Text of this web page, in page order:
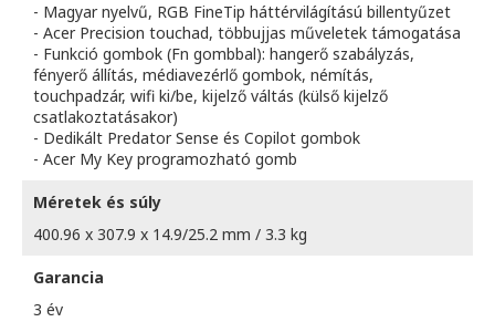
- Magyar nyelvű, RGB FineTip háttérvilágítású billentyűzet
- Acer Precision touchad, többujjas műveletek támogatása
- Funkció gombok (Fn gombbal): hangerő szabályzás,
fényerő állítás, médiavezérlő gombok, némítás,
touchpadzár, wifi ki/be, kijelző váltás (külső kijelző
csatlakoztatásakor)
- Dedikált Predator Sense és Copilot gombok
- Acer My Key programozható gomb
Méretek és súly
400.96 x 307.9 x 14.9/25.2 mm / 3.3 kg
Garancia
3 év